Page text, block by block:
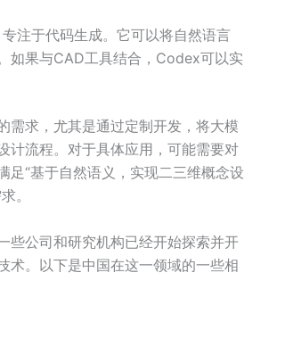
注于代码生成。它可以将自然语言
如果与CAD工具结合，Codex可以实
需求，尤其是通过定制开发，将大模
计流程。对于具体应用，可能需要对
足“基于自然语义，实现二三维概念设
。
些公司和研究机构已经开始探索并开
术。以下是中国在这一领域的一些相